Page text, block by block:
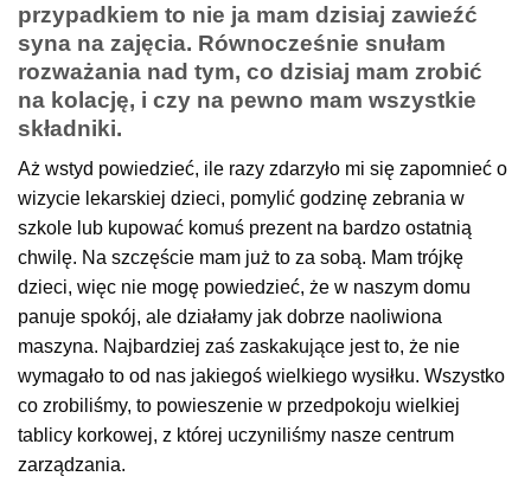
przypadkiem to nie ja mam dzisiaj zawieźć
syna na zajęcia. Równocześnie snułam
rozważania nad tym, co dzisiaj mam zrobić
na kolację, i czy na pewno mam wszystkie
składniki.
Aż wstyd powiedzieć, ile razy zdarzyło mi się zapomnieć o
wizycie lekarskiej dzieci, pomylić godzinę zebrania w
szkole lub kupować komuś prezent na bardzo ostatnią
chwilę. Na szczęście mam już to za sobą. Mam trójkę
dzieci, więc nie mogę powiedzieć, że w naszym domu
panuje spokój, ale działamy jak dobrze naoliwiona
maszyna. Najbardziej zaś zaskakujące jest to, że nie
wymagało to od nas jakiegoś wielkiego wysiłku. Wszystko
co zrobiliśmy, to powieszenie w przedpokoju wielkiej
tablicy korkowej, z której uczyniliśmy nasze centrum
zarządzania.